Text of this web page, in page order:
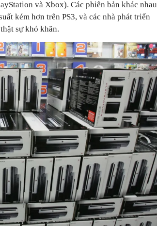
và Xbox). Các phiên bản khác nhau
kém hơn trên PS3, và các nhà phát triển
sự khó khăn.